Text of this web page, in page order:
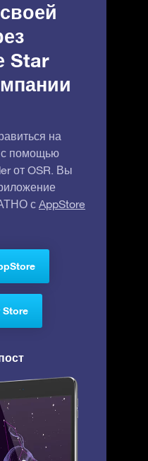
Star
на
с помощью
от OSR. Вы
с AppStore
Store